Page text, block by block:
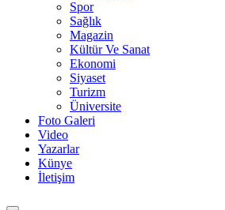
Spor
Sağlık
Magazin
Kültür Ve Sanat
Ekonomi
Siyaset
Turizm
Üniversite
Foto Galeri
Video
Yazarlar
Künye
İletişim